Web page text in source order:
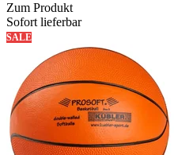
Zum Produkt
Sofort lieferbar
SALE